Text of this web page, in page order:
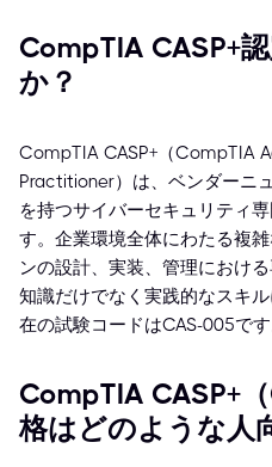
CompTIA CASP+
か？
CompTIA CASP+（CompTIA
Practitioner）は、ベンダーニ
を持つサイバーセキュリティ
す。企業環境全体にわたる複
ンの設計、実装、管理におけ
知識だけでなく実践的なスキ
在の試験コードはCAS-005です
CompTIA CASP+
格はどのような人